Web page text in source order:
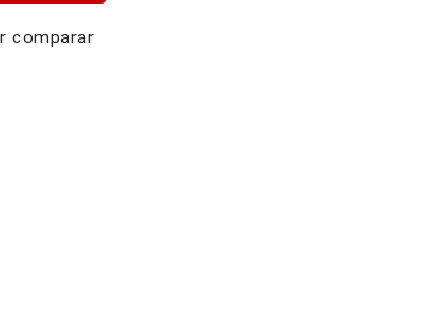
comparar